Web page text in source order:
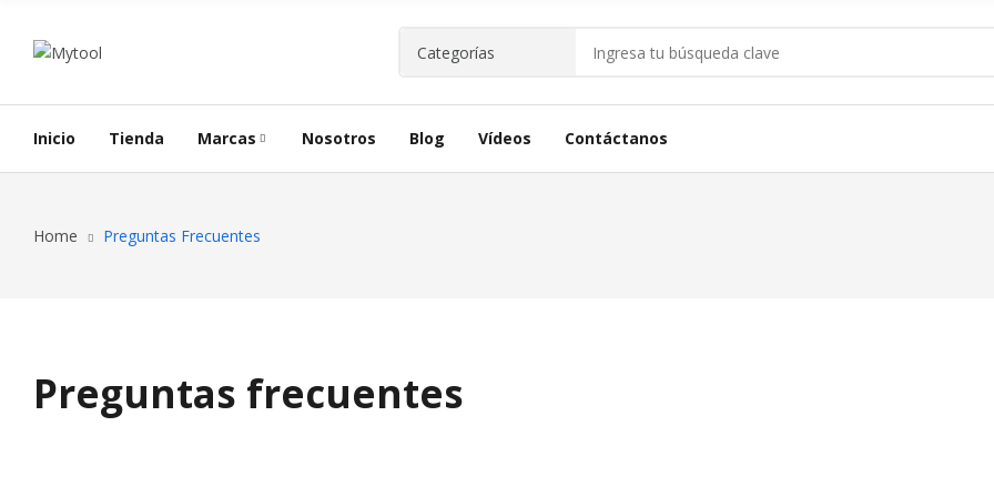
Inicio Tienda Marcas Nosotros Blog Vídeos Contáctanos
Home Preguntas Frecuentes
Preguntas frecuentes